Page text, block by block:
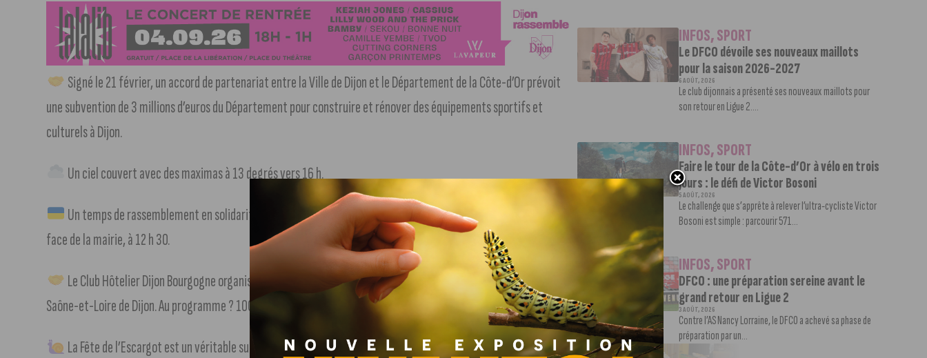
Signé le 21 février, un accord de partenariat entre la Ville de Dijon et le Département de la Côte-d’Or prévoit
une subvention de 3 millions d’euros du Département pour construire et rénover des équipements sportifs et
culturels à Dijon.
Un ciel couvert avec des maximas à 13 degrés vers 16 h.
Un temps de rassemblement en solidarité avec le peuple ukrainien sera organisé sur la place de la Libération, en
face de la mairie, à 12 h 30.
Le Club Hôtelier Dijon Bourgogne organise un job dating le 10 mars 2025, de 10h à 17h, à la CCI Côte-d’Or–
Saône-et-Loire de Dijon. Au programme ? 100 postes à pourvoir dans le secteur de l’hôtellerie-restauration.
La Fête de l’Escargot est un véritable succès ! L’édition 2025 a réuni plus de 20 000 personnes à Chevigny-Saint-
INFOS,SPORT
Le DFCO dévoile ses nouveaux maillots
pour la saison 2026-2027
6 AOÛT, 2026
Le club dijonnais a présenté ses nouveaux maillots pour
son retour en Ligue 2....
INFOS,SPORT
Faire le tour de la Côte-d’Or à vélo en trois
jours : le défi de Victor Bosoni
5 AOÛT, 2026
Le challenge que s’apprête à relever l’ultra-cycliste Victor
Bosoni est simple : parcourir 571...
INFOS,SPORT
DFCO : une préparation sereine avant le
grand retour en Ligue 2
3 AOÛT, 2026
Contre l’AS Nancy Lorraine, le DFCO a achevé sa phase de
préparation par un...